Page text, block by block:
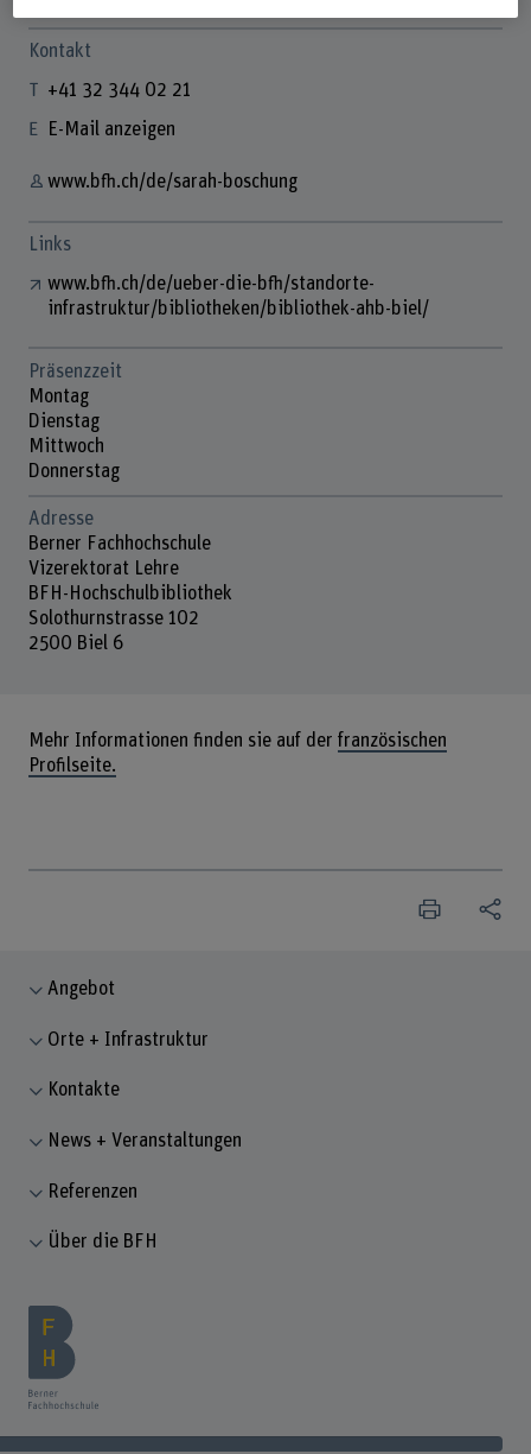
Kontakt
+41 32 344 02 21
E-Mail anzeigen
www.bfh.ch/de/sarah-boschung
Links
www.bfh.ch/de/ueber-die-bfh/standorte-
infrastruktur/bibliotheken/bibliothek-ahb-biel/
Präsenzzeit
Montag
Dienstag
Mittwoch
Donnerstag
Adresse
Berner Fachhochschule
Vizerektorat Lehre
BFH-Hochschulbibliothek
Solothurnstrasse 102
2500 Biel 6
Mehr Informationen finden sie auf der französischen
Profilseite.
Angebot
Orte + Infrastruktur
Kontakte
News + Veranstaltungen
Referenzen
Über die BFH